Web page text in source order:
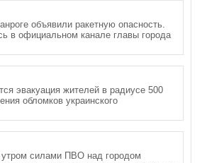
объявили ракетную опасность.
в официальном канале главы города
эвакуация жителей в радиусе 500
обломков украинского
утром силами ПВО над городом